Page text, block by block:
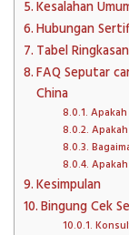
Kesalahan
Hubungan
Tabel
FAQ Seputar
China
Kesimpulan
Bingung Cek